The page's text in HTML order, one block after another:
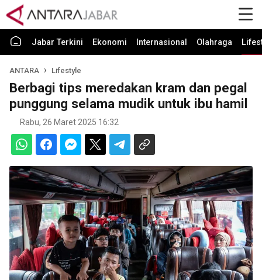
Jabar Terkini Ekonomi Internasional Olahraga
ANTARA Lifestyle
Berbagi tips meredakan kram dan pegal
punggung selama mudik untuk ibu hamil
Rabu, 26 Maret 2025 16:32